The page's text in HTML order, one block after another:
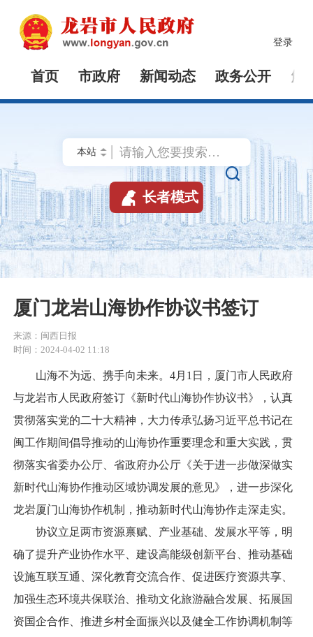
登录
首页 市政府 新闻动态 政务公开 解

 长者模式
厦门龙岩山海协作协议书签订
来源：闽西日报
时间：2024-04-02 11:18
山海不为远、携手向未来。4月1日，厦门市人民政府
与龙岩市人民政府签订《新时代山海协作协议书》，认真
贯彻落实党的二十大精神，大力传承弘扬习近平总书记在
闽工作期间倡导推动的山海协作重要理念和重大实践，贯
彻落实省委办公厅、省政府办公厅《关于进一步做深做实
新时代山海协作推动区域协调发展的意见》，进一步深化
龙岩厦门山海协作机制，推动新时代山海协作走深走实。
协议立足两市资源禀赋、产业基础、发展水平等，明
确了提升产业协作水平、建设高能级创新平台、推动基础
设施互联互通、深化教育交流合作、促进医疗资源共享、
加强生态环境共保联治、推动文化旅游融合发展、拓展国
资国企合作、推进乡村全面振兴以及健全工作协调机制等